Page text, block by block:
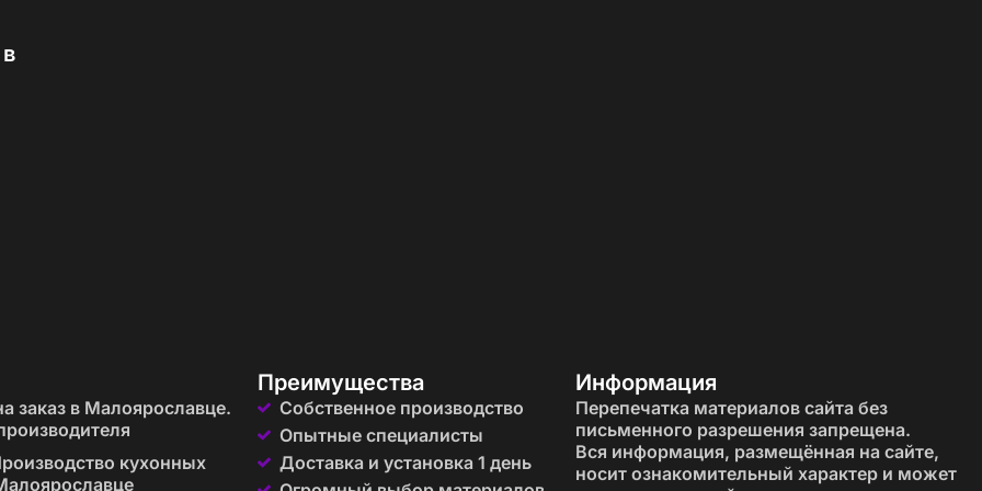
ключевых элементов кухни:
и планировок
стилем интерьера:
заказ в Малоярославце.
кухонных
Преимущества
Собственное производство
Опытные специалисты
Доставка и установка 1 день
Информация
Перепечатка материалов сайта без
письменного разрешения запрещена.
Вся информация, размещённая на сайте,
носит ознакомительный характер и может